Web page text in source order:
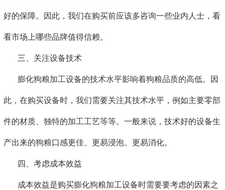
好的保障。因此，我们在购买前应该多咨询一些业内人士，看
看市场上哪些品牌值得信赖。
三、关注设备技术
膨化狗粮加工设备的技术水平影响着狗粮品质的高低。因
此，在购买设备时，我们需要关注其技术水平，例如主要零部
件的材质、独特的加工工艺等等。一般来说，技术好的设备生
产出来的狗粮口感更佳、更易浸泡、更易消化。
四、考虑成本效益
成本效益是购买膨化狗粮加工设备时需要要考虑的因素之